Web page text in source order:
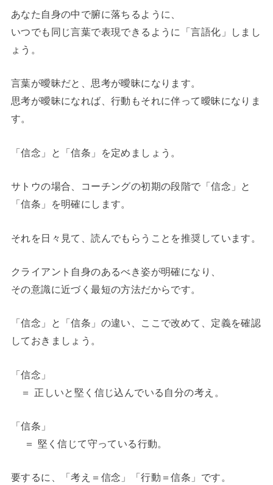
あなた自身の中で腑に落ちるように、
いつでも同じ言葉で表現できるように「言語化」しまし
ょう。
言葉が曖昧だと、思考が曖昧になります。
思考が曖昧になれば、行動もそれに伴って曖昧になりま
す。
「信念」と「信条」を定めましょう。
サトウの場合、コーチングの初期の段階で「信念」と
「信条」を明確にします。
それを日々見て、読んでもらうことを推奨しています。
クライアント自身のあるべき姿が明確になり、
その意識に近づく最短の方法だからです。
「信念」と「信条」の違い、ここで改めて、定義を確認
しておきましょう。
「信念」
＝ 正しいと堅く信じ込んでいる自分の考え。
「信条」
＝ 堅く信じて守っている行動。
要するに、「考え＝信念」「行動＝信条」です。